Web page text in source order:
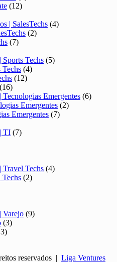
(12)
| SalesTechs (4)
(2)
(7)
Techs (5)
Techs (4)
(12)
(16)
Emergentes (6)
Emergentes (2)
Emergentes (7)
TI (7)
Travel Techs (4)
Techs (2)
Varejo (9)
(3)
reservados | Liga Ventures